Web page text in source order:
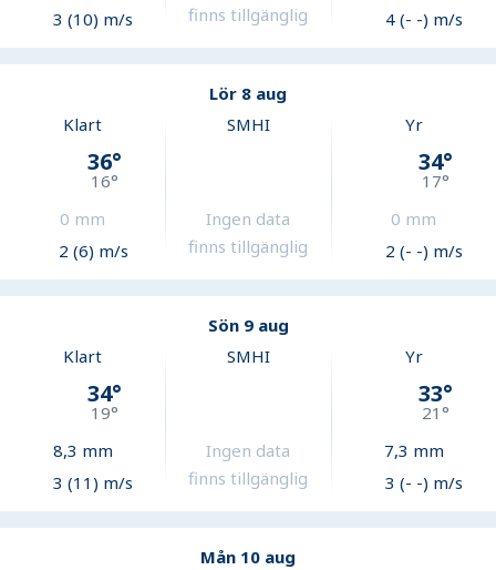
3 (10) m/s
finns tillgänglig
4 (- -) m/s
Lör 8 aug
Klart
36°
16°
0 mm
2 (6) m/s
SMHI
Ingen data
finns tillgänglig
Yr
34°
17°
0 mm
2 (- -) m/s
Sön 9 aug
Klart
34°
19°
8,3 mm
3 (11) m/s
SMHI
Ingen data
finns tillgänglig
Yr
33°
21°
7,3 mm
3 (- -) m/s
Mån 10 aug